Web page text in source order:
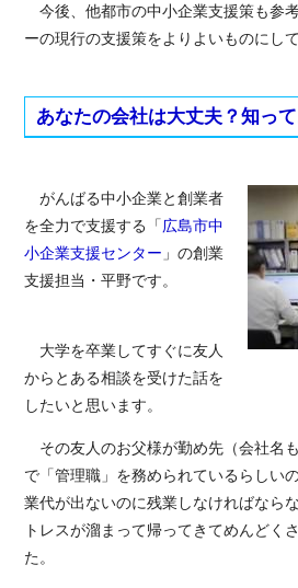
今後、他都市の中小企業支援策も参
ーの現行の支援策をよりよいものにし
あなたの会社は大丈夫？知っ
がんばる中小企業と創業者
を全力で支援する「広島市中
小企業支援センター 」の創業
支援担当・平野です。
大学を卒業してすぐに友人
からとある相談を受けた話を
したいと思います。
その友人のお父様が勤め先（会社名
で「管理職」を務められているらしい
業代が出ないのに残業しなければなら
トレスが溜まって帰ってきてめんどく
た。